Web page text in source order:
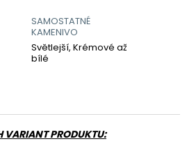
SAMOSTATNÉ
KAMENIVO
Světlejší, Krémové až
bílé
VARIANT PRODUKTU: